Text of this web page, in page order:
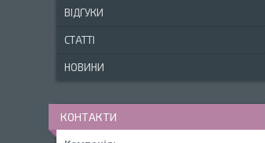
ВІДГУКИ
СТАТТІ
НОВИНИ
КОНТАКТИ